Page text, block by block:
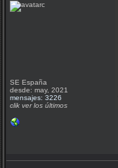
SE España
desde: may, 2021
mensajes: 3226
clik ver los últimos